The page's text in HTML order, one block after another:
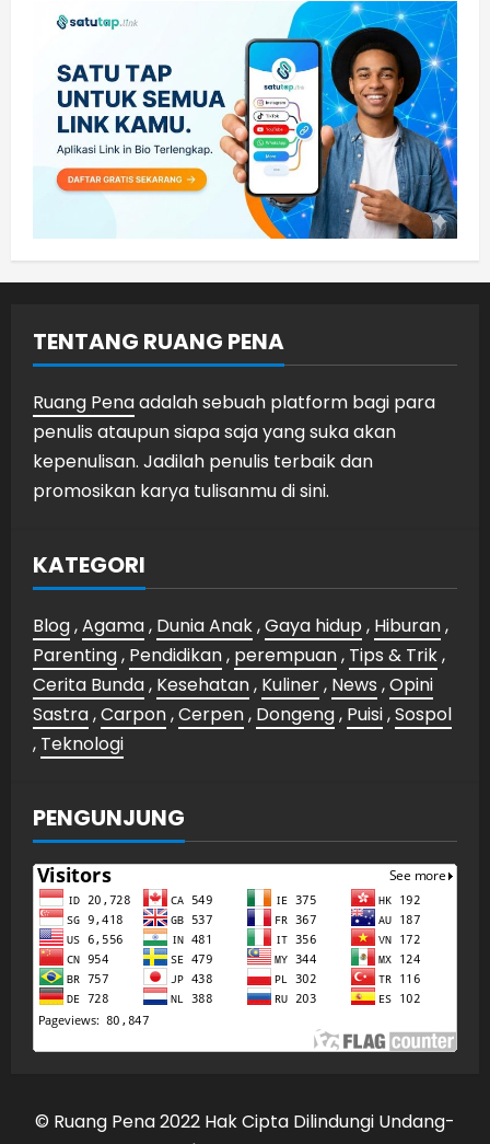
TENTANG RUANG PENA
Ruang Penaadalah sebuah platform bagi para
penulis ataupun siapa saja yang suka akan
kepenulisan. Jadilah penulis terbaik dan
promosikan karya tulisanmu di sini.
KATEGORI
Blog,Agama, Dunia Anak,Gaya hidup , Hiburan,
Parenting, Pendidikan, perempuan, Tips & Trik,
Cerita Bunda, Kesehatan, Kuliner, News ,Opini
Sastra,Carpon,Cerpen, Dongeng, Puisi,Sospol
, Teknologi
PENGUNJUNG
© Ruang Pena 2022 Hak Cipta Dilindungi Undang-